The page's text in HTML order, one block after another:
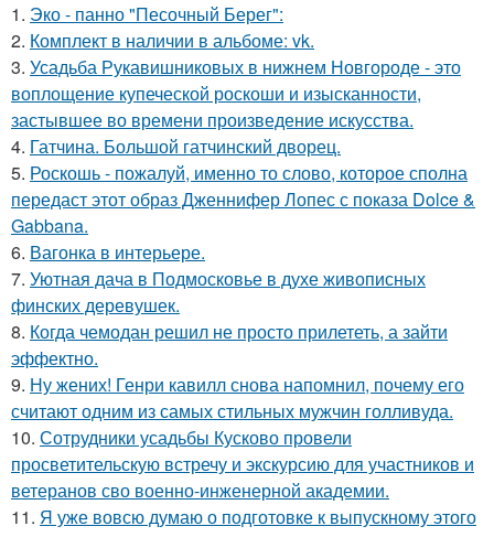
1. Эко - панно "Песочный Берег":
2. Комплект в наличии в альбоме: vk.
3. Усадьба Рукавишниковых в нижнем Новгороде - это
воплощение купеческой роскоши и изысканности,
застывшее во времени произведение искусства.
4. Гатчина. Большой гатчинский дворец.
5. Роскошь - пожалуй, именно то слово, которое сполна
передаст этот образ Дженнифер Лопес с показа Dolce &
Gabbana.
6. Вагонка в интерьере.
7. Уютная дача в Подмосковье в духе живописных
финских деревушек.
8. Когда чемодан решил не просто прилететь, а зайти
эффектно.
9. Ну жених! Генри кавилл снова напомнил, почему его
считают одним из самых стильных мужчин голливуда.
10. Сотрудники усадьбы Кусково провели
просветительскую встречу и экскурсию для участников и
ветеранов сво военно-инженерной академии.
11. Я уже вовсю думаю о подготовке к выпускному этого